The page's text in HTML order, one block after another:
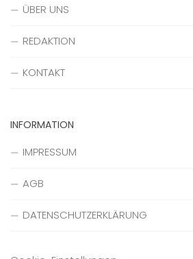
ÜBER UNS
REDAKTION
KONTAKT
INFORMATION
IMPRESSUM
AGB
DATENSCHUTZERKLÄRUNG